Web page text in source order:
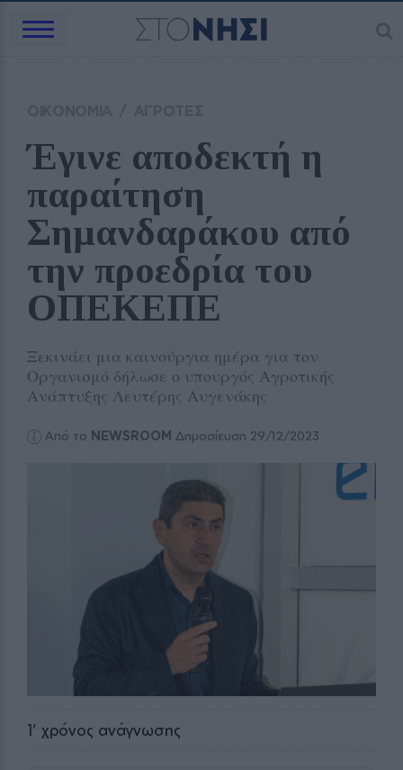
Έγινε αποδεκτή η
παραίτηση
Σημανδαράκου από
την προεδρία του
ΟΠΕΚΕΠΕ
Ξεκινάει μια καινούργια ημέρα για τον
Οργανισμό δήλωσε ο υπουργός Αγροτικής
Ανάπτυξης Λευτέρης Αυγενάκης
Από το NEWSROOM Δημοσίευση 29/12/2023
1' χρόνος ανάγνωσης